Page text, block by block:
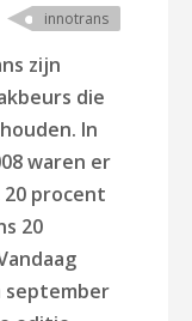
innotrans
zijn
die
In
waren er
procent
20
september